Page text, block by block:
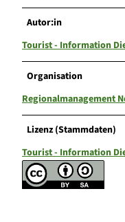
Autor:in
Tourist - Information
Organisation
Regionalmanagement
Lizenz (Stammdaten)
Tourist - Information